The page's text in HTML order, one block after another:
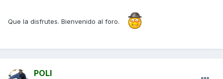
Que la disfrutes. Bienvenido al foro.
POLI